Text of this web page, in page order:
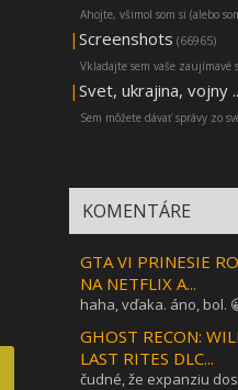
Ahojte, všimol som si (alebo
| Screenshots (66965)
Vkladajte sem vaše
| Svet, ukrajina, vojny
Sem môžete dávať správy zo
KOMENTÁRE
GTA VI PRINESIE
NA NETFLIX A...
haha, vďaka. áno, bol.
GHOST RECON:
LAST RITES DLC...
čudné, že expanziu